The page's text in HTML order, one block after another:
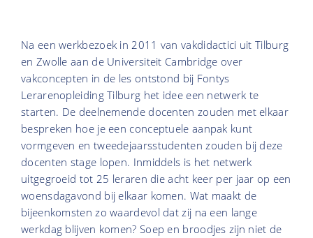
Na een werkbezoek in 2011 van vakdidactici uit Tilburg
en Zwolle aan de Universiteit Cambridge over
vakconcepten in de les ontstond bij Fontys
Lerarenopleiding Tilburg het idee een netwerk te
starten. De deelnemende docenten zouden met elkaar
bespreken hoe je een conceptuele aanpak kunt
vormgeven en tweedejaarsstudenten zouden bij deze
docenten stage lopen. Inmiddels is het netwerk
uitgegroeid tot 25 leraren die acht keer per jaar op een
woensdagavond bij elkaar komen. Wat maakt de
bijeenkomsten zo waardevol dat zij na een lange
werkdag blijven komen? Soep en broodjes zijn niet de